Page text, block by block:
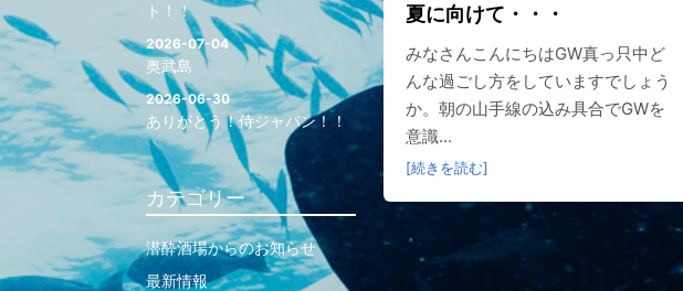
夏に向けて・・・
みなさんこんにちはGW真っ只中ど
んな過ごし方をしていますでしょう
か。朝の山手線の込み具合でGWを
意識...
[続きを読む]
ト！！
2026-07-04
奥武島
2026-06-30
ありがとう！侍ジャパン！！
カテゴリー
潜酔酒場からのお知らせ
最新情報